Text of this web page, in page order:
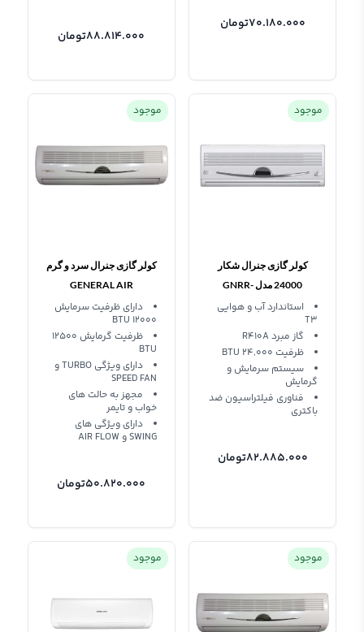
70.180.000تومان
88.814.000تومان
موجود
کولر گازی جنرال شکار
24000 مدل GNRR-
24GRAA-I
استاندارد آب و هوایی
T3
گاز مبرد R410A
ظرفیت 24,000 BTU
سیستم سرمایش و
گرمایش
فناوری فیلتراسیون ضد
باکتری
82.885.000تومان
موجود
کولر گازی جنرال سرد و گرم
GENERAL AIR
CONDITIONER 12000
BTU GNR-12GWN
دارای ظرفیت سرمایش
12000 BTU
ظرفیت گرمایش 12500
BTU
دارای ویژگی TURBO و
SPEED FAN
مجهز به حالت های
خواب و تایمر
دارای ویژگی های
SWING و AIR FLOW
50.820.000تومان
موجود موجود